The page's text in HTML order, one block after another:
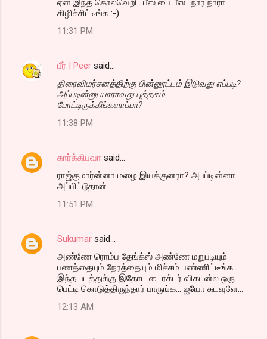
n
கிழிச்சிட்டீங்க :-)
11:31 PM
பீர் | Peer said…
திரைவிமர்சனத்திற்கு பின்னூட்டம் இடுவது எப்படி?
அப்படின்னு யாராவது புத்தகம்
போட்டிருக்கீங்களாப்பா?
11:38 PM
கார்க்கிபவா said…
ராஜ்குமார்ன்னா மழை இயக்குனரா? அபப்டின்னா
அப்பிட்டூதான்
11:51 PM
Sukumar said…
அண்ணே ரொம்ப தேங்க்ஸ் அண்ணே மறுபடியும்
பணத்தையும் நேரத்தையும் மிச்சம் பண்ணிட்டீங்க...
இந்த படத்துக்கு இதோட டைரக்டர் விகடன்ல ஒரு
பெட்டி கொடுத்திருந்தார் பாருங்க... ஐயோ கடவுளே...
12:13 AM